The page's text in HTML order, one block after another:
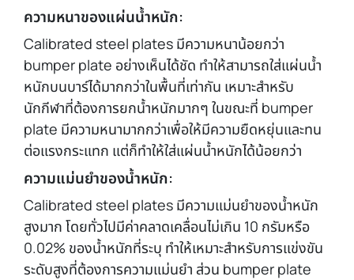
ความหนาของแผ่นน้ำหนัก:
Calibrated steel plates มีความหนาน้อยกว่า
bumper plate อย่างเห็นได้ชัด ทำให้สามารถใส่แผ่นน้ำ
หนักบนบาร์ได้มากกว่าในพื้นที่เท่ากัน เหมาะสำหรับ
นักกีฬาที่ต้องการยกน้ำหนักมากๆ ในขณะที่ bumper
plate มีความหนามากกว่าเพื่อให้มีความยืดหยุ่นและทน
ต่อแรงกระแทก แต่ก็ทำให้ใส่แผ่นน้ำหนักได้น้อยกว่า
ความแม่นยำของน้ำหนัก:
Calibrated steel plates มีความแม่นยำของน้ำหนัก
สูงมาก โดยทั่วไปมีค่าคลาดเคลื่อนไม่เกิน 10 กรัมหรือ
0.02% ของน้ำหนักที่ระบุ ทำให้เหมาะสำหรับการแข่งขัน
ระดับสูงที่ต้องการความแม่นยำ ส่วน bumper plate